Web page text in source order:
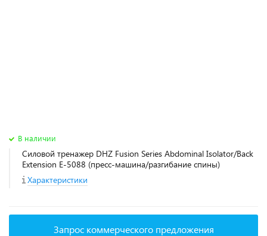
В наличии
Силовой тренажер DHZ Fusion Series Abdominal Isolator/Back
Extension E-5088 (пресс-машина/разгибание спины)
Характеристики
Запрос коммерческого предложения